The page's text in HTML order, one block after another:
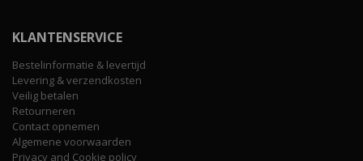
KLANTENSERVICE
Bestelinformatie & levertijd
Levering & verzendkosten
Veilig betalen
Retourneren
Contact opnemen
Algemene voorwaarden
Privacy and Cookie policy